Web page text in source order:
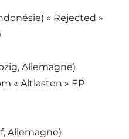
« Rejected »
Allemagne)
« Altlasten » EP
Allemagne)